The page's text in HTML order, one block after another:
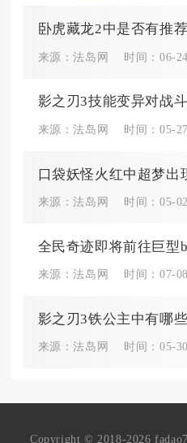
卧虎藏龙2中是否有推
来源：法岛网 时间：06-24
影之刃3技能变异对战
来源：法岛网 时间：05-27
口袋妖怪火红中超梦出
来源：法岛网 时间：05-02
全民奇迹即将前往巨型
来源：法岛网 时间：07-08
影之刃3铁公主中有哪
来源：法岛网 时间：05-30
Copyright © 2018-2026